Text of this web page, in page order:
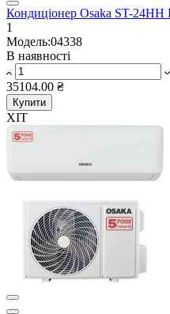
Кондиціонер Osaka ST-24HH
1
Модель:04338
В наявності
35104.00 ₴
Купити
ХІТ